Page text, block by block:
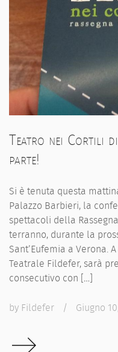
Teatro nei Cortili
parte!
Si è tenuta questa
Palazzo Barbieri, la
spettacoli della
terranno, durante la
Sant’Eufemia a Verona.
Teatrale Fildefer, sarà
consecutivo con […]
by Fildefer / Giugno